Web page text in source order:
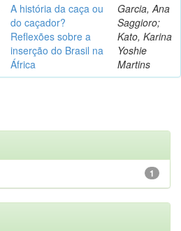
A história da caça ou
do caçador?
Reflexões sobre a
inserção do Brasil na
África
Garcia, Ana
Saggioro;
Kato, Karina
Yoshie
Martins
1